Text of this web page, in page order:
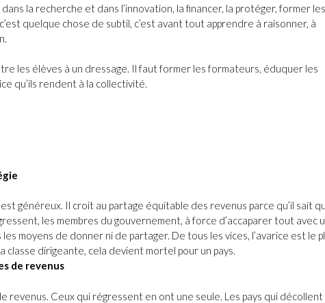
la recherche et dans l’innovation, la financer, la protéger, former les
quelque chose de subtil, c’est avant tout apprendre à raisonner, à
les élèves à un dressage. Il faut former les formateurs, éduquer les
qu’ils rendent à la collectivité.
généreux. Il croit au partage équitable des revenus parce qu’il sait
les membres du gouvernement, à force d’accaparer tout avec
moyens de donner ni de partager. De tous les vices, l’avarice est le
classe dirigeante, cela devient mortel pour un pays.
de revenus
revenus. Ceux qui régressent en ont une seule. Les pays qui